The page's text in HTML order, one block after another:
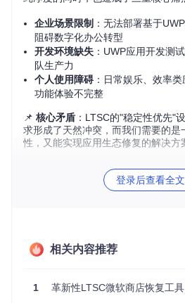
企业场景限制 ：无法部署基于
阻碍数字化办公转型
开发环境缺失 ：UWP应用开发测
队生产力
个人使用障碍：日常娱乐、效率
功能体验不完整
📌 核心矛盾 ：LTSC的"稳定性优先"
求形成了天然冲突，而我们需要的
性，又能实现应用生态修复的解决方
方案对比：三种安装策略的
原理
：直接下载微软商店核心Appx
优势
：组件来源绝对官方，无第三方
：需手动解决依赖关系，操作复
登录后查看全文
相关内容推荐
1 革新性LTSC微软商店恢复工具：3步搞定